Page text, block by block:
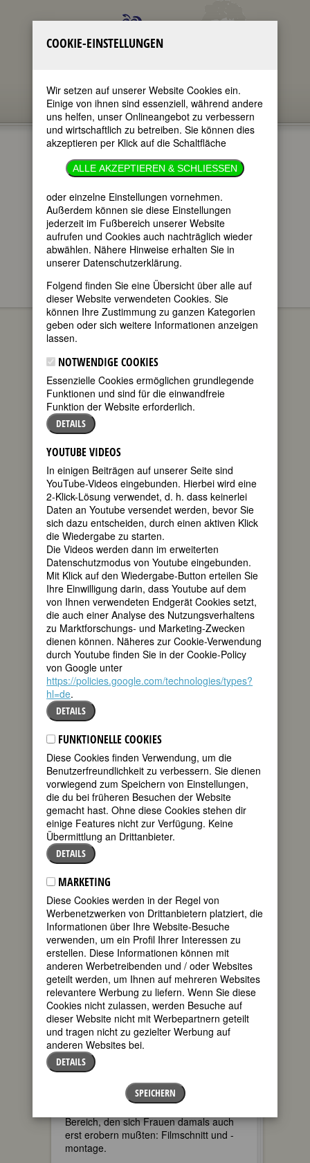
DOROTHY
ARZNER
im ganzen Text
nur in Titeln
BIOGRAPHIEN Dorothy Arzner
(Dorothy
Emma Arzner)
geboren am 3.
Januar 1897 in
San Francisco
gestorben
am 1. Oktober
1979 in La
Quinta,
Kalifornien
US-
amerikanische Filmregisseurin
45. Todestag am 1. Oktober 2024
Biografie•Zitate•Literatur & Quellen
BIOGRAFIE
teilen
tweet
mail
7332 Spielfilme
produzierten die
großen
Hollywood-Studios
in den 30 Jahren
von 1949 bis
1979. 7332 mal wurde ein Name auf der
Rückenlehne des Regiesessels
angebracht. Nur 14mal stand da der
Name einer Frau – in 30 langen Jahren
führten weniger als ein Fünftel eines
Prozents Frauen Regie bei einem
Spielfilm!
In der halb so langen Spanne Zeit vom
ersten längeren Stummfilm 1912 bis zu
den ersten Tonfilmen um 1928 waren es
doppelt so viele Frauen, die in Amerika
bewiesen hatten, dass der Regiesessel
durchaus nicht der angestammte
Sitzplatz von Männern sein mußte. Zu
ihnen gehörte Dorothy Arzner, und wie
des Films war sie 1919 eher zufällig in
den Studios der späteren Paramount
gelandet.
Viele junge Frauen, die wie sie dort vor
der Schreibmaschine saßen und
Manuskripte abtippten, träumten von
der Karriere als umschwärmte
Schauspielerin an der Seite eines
Filmgotts wie Rodolfo Valentino ... Auch
Dorothy Arzner hatte einen Traum, ihr
Traumziel aber war der Regiesessel.
Sieben Jahre brauchte sie, um dieses
Ziel zu erreichen. Sie arbeitete als
Scriptgirl, schrieb Drehbücher. Vor allem
Bereich, den sich Frauen damals auch
erst erobern mußten: Filmschnitt und -
montage.
COOKIE-EINSTELLUNGEN
Wir setzen auf unserer Website Cookies ein.
Einige von ihnen sind essenziell, während andere
uns helfen, unser Onlineangebot zu verbessern
und wirtschaftlich zu betreiben. Sie können dies
akzeptieren per Klick auf die Schaltfläche
ALLE AKZEPTIEREN & SCHLIESSEN
oder einzelne Einstellungen vornehmen.
Außerdem können sie diese Einstellungen
jederzeit im Fußbereich unserer Website
aufrufen und Cookies auch nachträglich wieder
abwählen. Nähere Hinweise erhalten Sie in
unserer Datenschutzerklärung.
Folgend finden Sie eine Übersicht über alle auf
dieser Website verwendeten Cookies. Sie
können Ihre Zustimmung zu ganzen Kategorien
geben oder sich weitere Informationen anzeigen
lassen.
NOTWENDIGE COOKIES
Essenzielle Cookies ermöglichen grundlegende
Funktionen und sind für die einwandfreie
Funktion der Website erforderlich.
DETAILS
YOUTUBE VIDEOS
In einigen Beiträgen auf unserer Seite sind
YouTube-Videos eingebunden. Hierbei wird eine
2-Klick-Lösung verwendet, d. h. dass keinerlei
Daten an Youtube versendet werden, bevor Sie
sich dazu entscheiden, durch einen aktiven Klick
die Wiedergabe zu starten.
Die Videos werden dann im erweiterten
Datenschutzmodus von Youtube eingebunden.
Mit Klick auf den Wiedergabe-Button erteilen Sie
Ihre Einwilligung darin, dass Youtube auf dem
von Ihnen verwendeten Endgerät Cookies setzt,
die auch einer Analyse des Nutzungsverhaltens
zu Marktforschungs- und Marketing-Zwecken
dienen können. Näheres zur Cookie-Verwendung
durch Youtube finden Sie in der Cookie-Policy
von Google unter
https://policies.google.com/technologies/types?
hl=de.
DETAILS
FUNKTIONELLE COOKIES
Diese Cookies finden Verwendung, um die
Benutzerfreundlichkeit zu verbessern. Sie dienen
vorwiegend zum Speichern von Einstellungen,
die du bei früheren Besuchen der Website
gemacht hast. Ohne diese Cookies stehen dir
einige Features nicht zur Verfügung. Keine
Übermittlung an Drittanbieter.
DETAILS
MARKETING
Diese Cookies werden in der Regel von
Werbenetzwerken von Drittanbietern platziert, die
Informationen über Ihre Website-Besuche
verwenden, um ein Profil Ihrer Interessen zu
erstellen. Diese Informationen können mit
anderen Werbetreibenden und / oder Websites
geteilt werden, um Ihnen auf mehreren Websites
relevantere Werbung zu liefern. Wenn Sie diese
Cookies nicht zulassen, werden Besuche auf
dieser Website nicht mit Werbepartnern geteilt
und tragen nicht zu gezielter Werbung auf
anderen Websites bei.
DETAILS
SPEICHERN